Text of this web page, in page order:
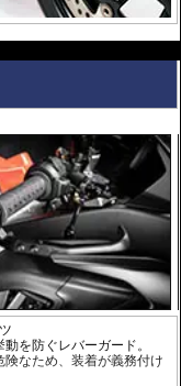
を防ぐレバーガード。
なため、装着が義務付け